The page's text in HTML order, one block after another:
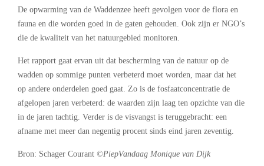
De opwarming van de Waddenzee heeft gevolgen voor de flora en
fauna en die worden goed in de gaten gehouden. Ook zijn er NGO’s
die de kwaliteit van het natuurgebied monitoren.
Het rapport gaat ervan uit dat bescherming van de natuur op de
wadden op sommige punten verbeterd moet worden, maar dat het
op andere onderdelen goed gaat. Zo is de fosfaatconcentratie de
afgelopen jaren verbeterd: de waarden zijn laag ten opzichte van die
in de jaren tachtig. Verder is de visvangst is teruggebracht: een
afname met meer dan negentig procent sinds eind jaren zeventig.
Bron: Schager Courant ©PiepVandaag Monique van Dijk